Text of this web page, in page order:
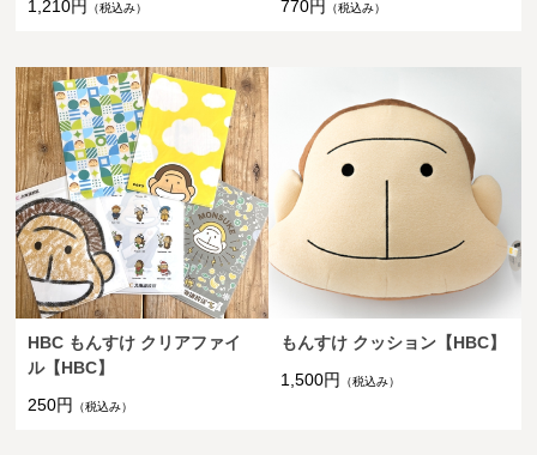
1,210円
（税込み）
770円
（税込み）
HBC もんすけ クリアファイ
ル【HBC】
250円
（税込み）
もんすけ クッション【HBC】
1,500円
（税込み）